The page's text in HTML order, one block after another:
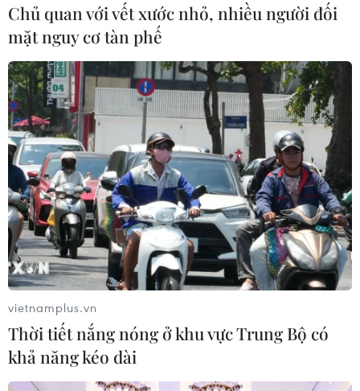
Chủ quan với vết xước nhỏ, nhiều người đối
mặt nguy cơ tàn phế
vietnamplus.vn
Thời tiết nắng nóng ở khu vực Trung Bộ có
khả năng kéo dài